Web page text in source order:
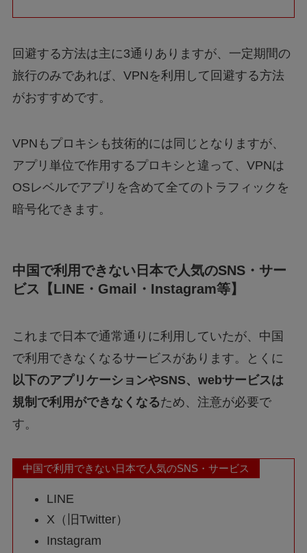
回避する方法は主に3通りありますが、一定期間の
旅行のみであれば、VPNを利用して回避する方法
がおすすめです。
VPNもプロキシも技術的には同じとなりますが、
アプリ単位で作用するプロキシと違って、VPNは
OSレベルでアプリを含めて全てのトラフィックを
暗号化できます。
中国で利用できない日本で人気のSNS・サー
ビス【LINE・Gmail・Instagram等】
これまで日本で通常通りに利用していたが、中国
で利用できなくなるサービスがあります。とくに
以下のアプリケーションやSNS、webサービスは
規制で利用ができなくなるため、注意が必要で
す。
中国で利用できない日本で人気のSNS・サービス
LINE
X（旧Twitter）
Instagram